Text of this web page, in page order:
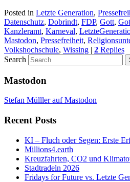
Posted in Letzte Generation,
Datenschutz, Dobrindt, FDP, Gott,
Kanzleramt, Karneval,
Mastodon, Pressefreiheit,
Volkshochschule, Wissing | 2 Replies
Search
Mastodon
Stefan Mülller auf Mastodon
Recent Posts
KI – Fluch oder Segen: Erste
Millions4.earth
Kreuzfahrten, CO2 und
Stadtradeln 2026
Fridays for Future vs. Letzte